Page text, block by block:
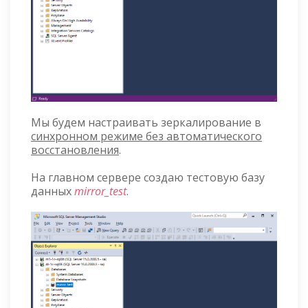
Мы будем настраивать зеркалирование в
синхронном режиме без автоматического
восстановления.
На главном сервере создаю тестовую базу
данныхmirror_test.